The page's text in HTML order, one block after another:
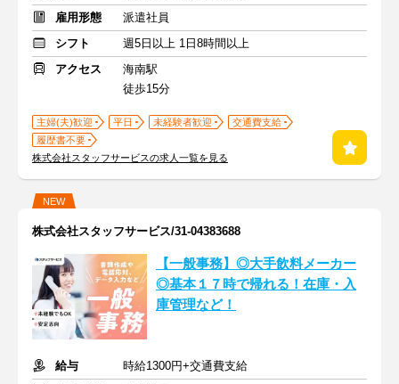
雇用形態
派遣社員
シフト
週5日以上 1日8時間以上
アクセス
海南駅
徒歩15分
主婦(夫)歓迎 平日 未経験者歓迎
交通費支給
履歴書不要
株式会社スタッフサービスの求人一覧を見る
NEW
株式会社スタッフサービス/31-04383688
【一般事務】◎大手飲料メーカー
◎基本１７時で帰れる！在庫・入
庫管理など！
給与
時給1300円+交通費支給